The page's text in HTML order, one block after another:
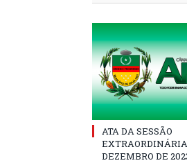
ATA DA SESSÃO
DEZEMBRO DE